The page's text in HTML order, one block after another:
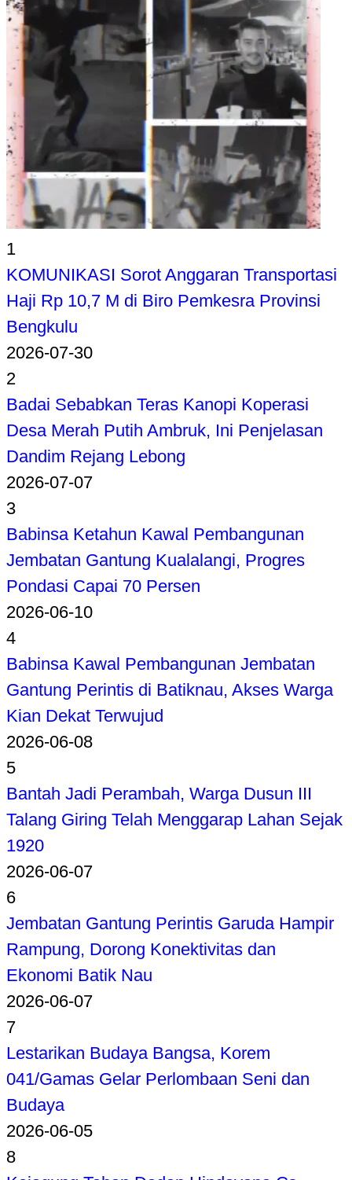
1
KOMUNIKASI Sorot Anggaran Transportasi
Haji Rp 10,7 M di Biro Pemkesra Provinsi
Bengkulu
2026-07-30
2
Badai Sebabkan Teras Kanopi Koperasi
Desa Merah Putih Ambruk, Ini Penjelasan
Dandim Rejang Lebong
2026-07-07
3
Babinsa Ketahun Kawal Pembangunan
Jembatan Gantung Kualalangi, Progres
Pondasi Capai 70 Persen
2026-06-10
4
Babinsa Kawal Pembangunan Jembatan
Gantung Perintis di Batiknau, Akses Warga
Kian Dekat Terwujud
2026-06-08
5
Bantah Jadi Perambah, Warga Dusun III
Talang Giring Telah Menggarap Lahan Sejak
1920
2026-06-07
6
Jembatan Gantung Perintis Garuda Hampir
Rampung, Dorong Konektivitas dan
Ekonomi Batik Nau
2026-06-07
7
Lestarikan Budaya Bangsa, Korem
041/Gamas Gelar Perlombaan Seni dan
Budaya
2026-06-05
8